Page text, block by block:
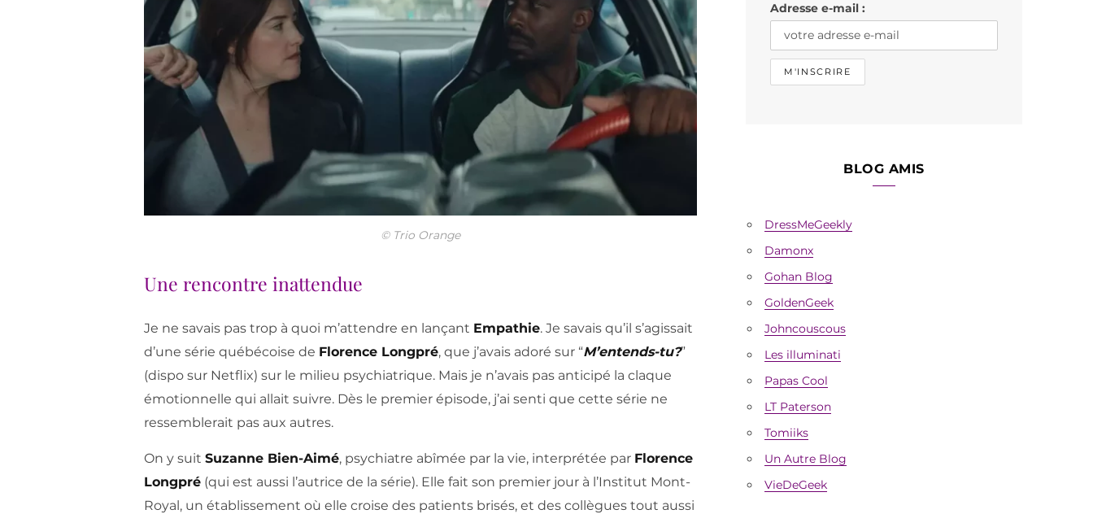
© Trio Orange
Une rencontre inattendue
Je ne savais pas trop à quoi m’attendre en lançant Empathie. Je savais qu’il s’agissait
d’une série québécoise de Florence Longpré, que j’avais adoré sur “M’entends-tu?”
(dispo sur Netflix) sur le milieu psychiatrique. Mais je n’avais pas anticipé la claque
émotionnelle qui allait suivre. Dès le premier épisode, j’ai senti que cette série ne
ressemblerait pas aux autres.
On y suit Suzanne Bien-Aimé, psychiatre abîmée par la vie, interprétée par Florence
Longpré (qui est aussi l’autrice de la série). Elle fait son premier jour à l’Institut Mont-
Royal, un établissement où elle croise des patients brisés, et des collègues tout aussi
m
Adresse e-mail :
BLOG AMIS
DressMeGeekly
Damonx
Gohan Blog
GoldenGeek
Johncouscous
Les illuminati
Papas Cool
LT Paterson
Tomiiks
Un Autre Blog
VieDeGeek